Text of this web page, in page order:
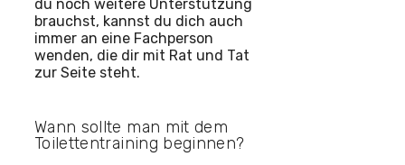
du noch weitere Unterstützung
brauchst, kannst du dich auch
immer an eine Fachperson
wenden, die dir mit Rat und Tat
zur Seite steht.
Wann sollte man mit dem
Toilettentraining beginnen?